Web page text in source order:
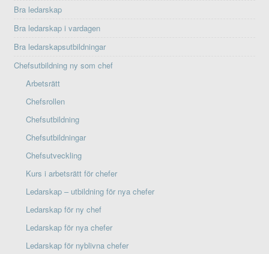
Bra ledarskap
Bra ledarskap i vardagen
Bra ledarskapsutbildningar
Chefsutbildning ny som chef
Arbetsrätt
Chefsrollen
Chefsutbildning
Chefsutbildningar
Chefsutveckling
Kurs i arbetsrätt för chefer
Ledarskap – utbildning för nya chefer
Ledarskap för ny chef
Ledarskap för nya chefer
Ledarskap för nyblivna chefer